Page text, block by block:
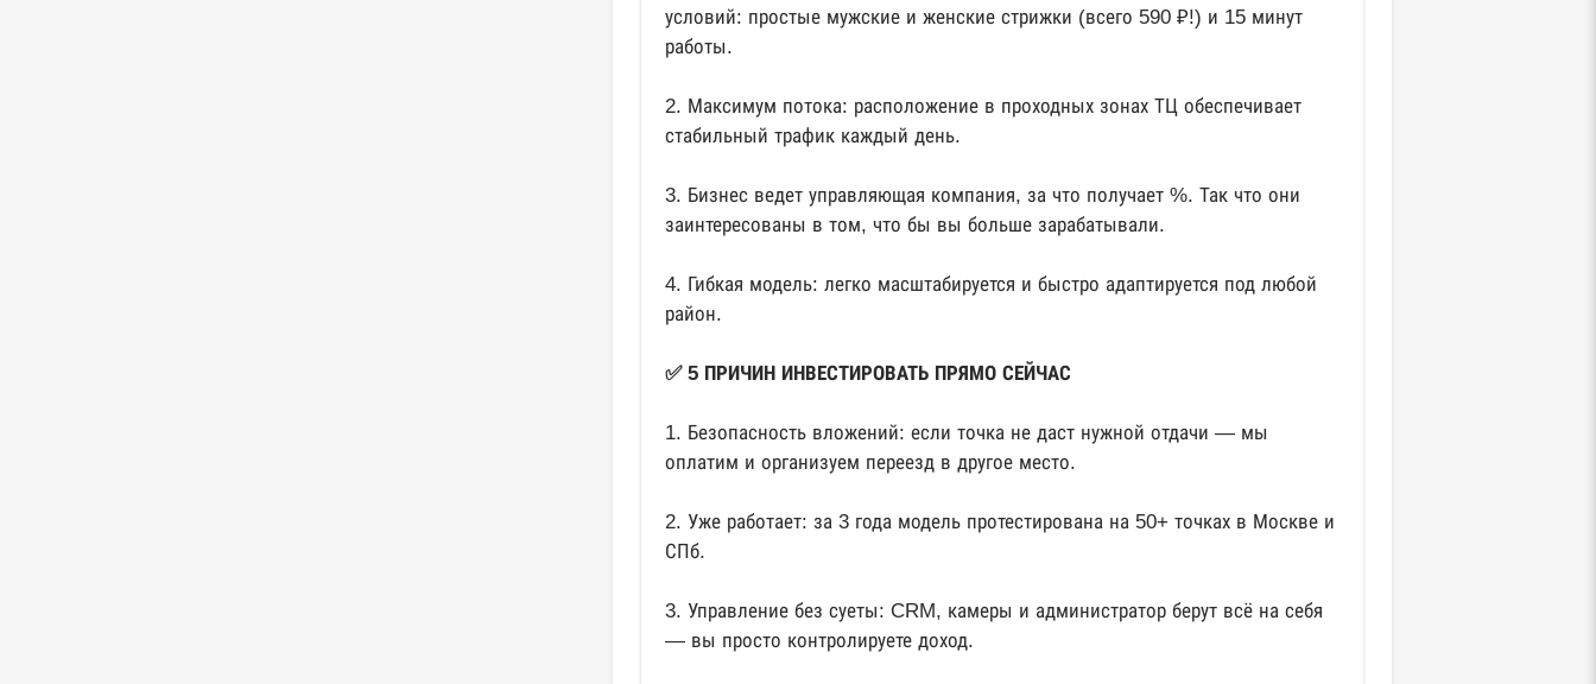
условий: простые мужские и женские стрижки (всего 590 ₽!) и 15 минут
работы.
2. Максимум потока: расположение в проходных зонах ТЦ обеспечивает
стабильный трафик каждый день.
3. Бизнес ведет управляющая компания, за что получает %. Так что они
заинтересованы в том, что бы вы больше зарабатывали.
4. Гибкая модель: легко масштабируется и быстро адаптируется под любой
район.
✅ 5 ПРИЧИН ИНВЕСТИРОВАТЬ ПРЯМО СЕЙЧАС
1. Безопасность вложений: если точка не даст нужной отдачи — мы
оплатим и организуем переезд в другое место.
2. Уже работает: за 3 года модель протестирована на 50+ точках в Москве и
СПб.
3. Управление без суеты: CRM, камеры и администратор берут всё на себя
— вы просто контролируете доход.